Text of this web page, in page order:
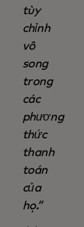
tùy
chỉnh
vô
song
trong
các
phương
thức
thanh
toán
của
họ.”